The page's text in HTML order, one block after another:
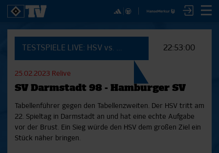
SPIELE
Bundesliga 17/18
Bundesliga 16/17
Pokal- und Testspiele
Testspiele
YOUNG TALENTS
Reportagen
Reportagen
Trainingslager
Bunte HSV-Welt
Verein
SICHER DIR JETZT EIN
HSVTV-ABO!
Mit dem HSVtv-Abo hast Du vollen Zugriff auf über
100 Videos jeden Monat, darunter alle Saisonspiele
in voller Länge, sowie Spielzusammenfassungen,
exklusive Interviews, Pressekonferenzen und vieles
TESTSPIELE LIVE: HSV vs. OSC Lille 22:53:00
25.02.2023 Relive
SV Darmstadt 98 - Hamburger SV
Tabellenführer gegen den Tabellenzweiten. Der HSV tritt am
22. Spieltag in Darmstadt an und hat eine echte Aufgabe
vor der Brust. Ein Sieg würde den HSV dem großen Ziel ein
Stück näher bringen.